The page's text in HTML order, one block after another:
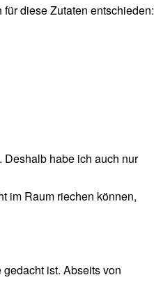
diese Zutaten entschieden:
Deshalb habe ich auch nur
im Raum riechen können,
ist. Abseits von